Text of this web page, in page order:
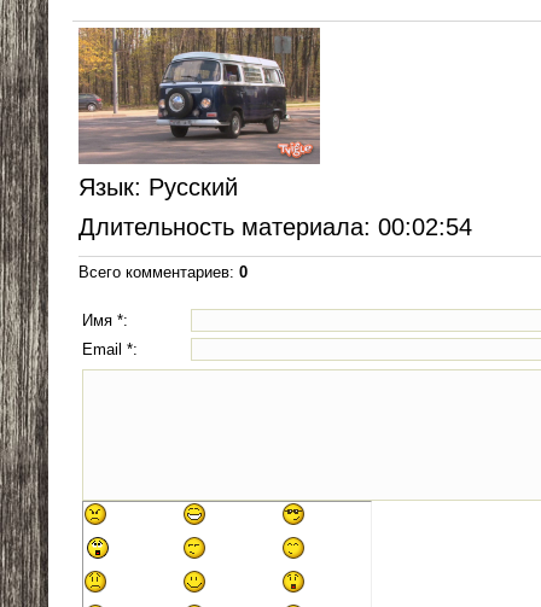
Язык: Русский
Длительность материала: 00:02:54
Всего комментариев: 0
Имя *:
Email *: